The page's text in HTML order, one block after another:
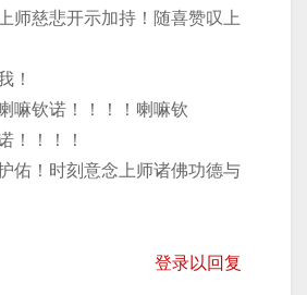
师慈悲开示加持！随喜赞叹上
！
嘛钦诺！！！！喇嘛钦
！！！！
佑！时刻意念上师诸佛功德与
登录以回复